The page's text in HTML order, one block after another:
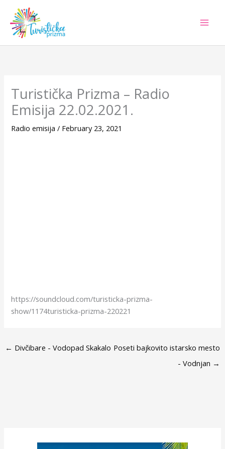
content
Turistička Prizma – Radio
Emisija 22.02.2021.
Radio emisija / February 23, 2021
https://soundcloud.com/turisticka-prizma-
show/1174turisticka-prizma-220221
← Divčibare - Vodopad Skakalo Poseti bajkovito istarsko mesto
- Vodnjan →